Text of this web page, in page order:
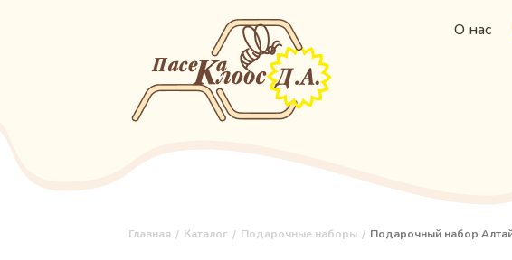
О нас
Главная Каталог Подарочные наборы Подарочный набор